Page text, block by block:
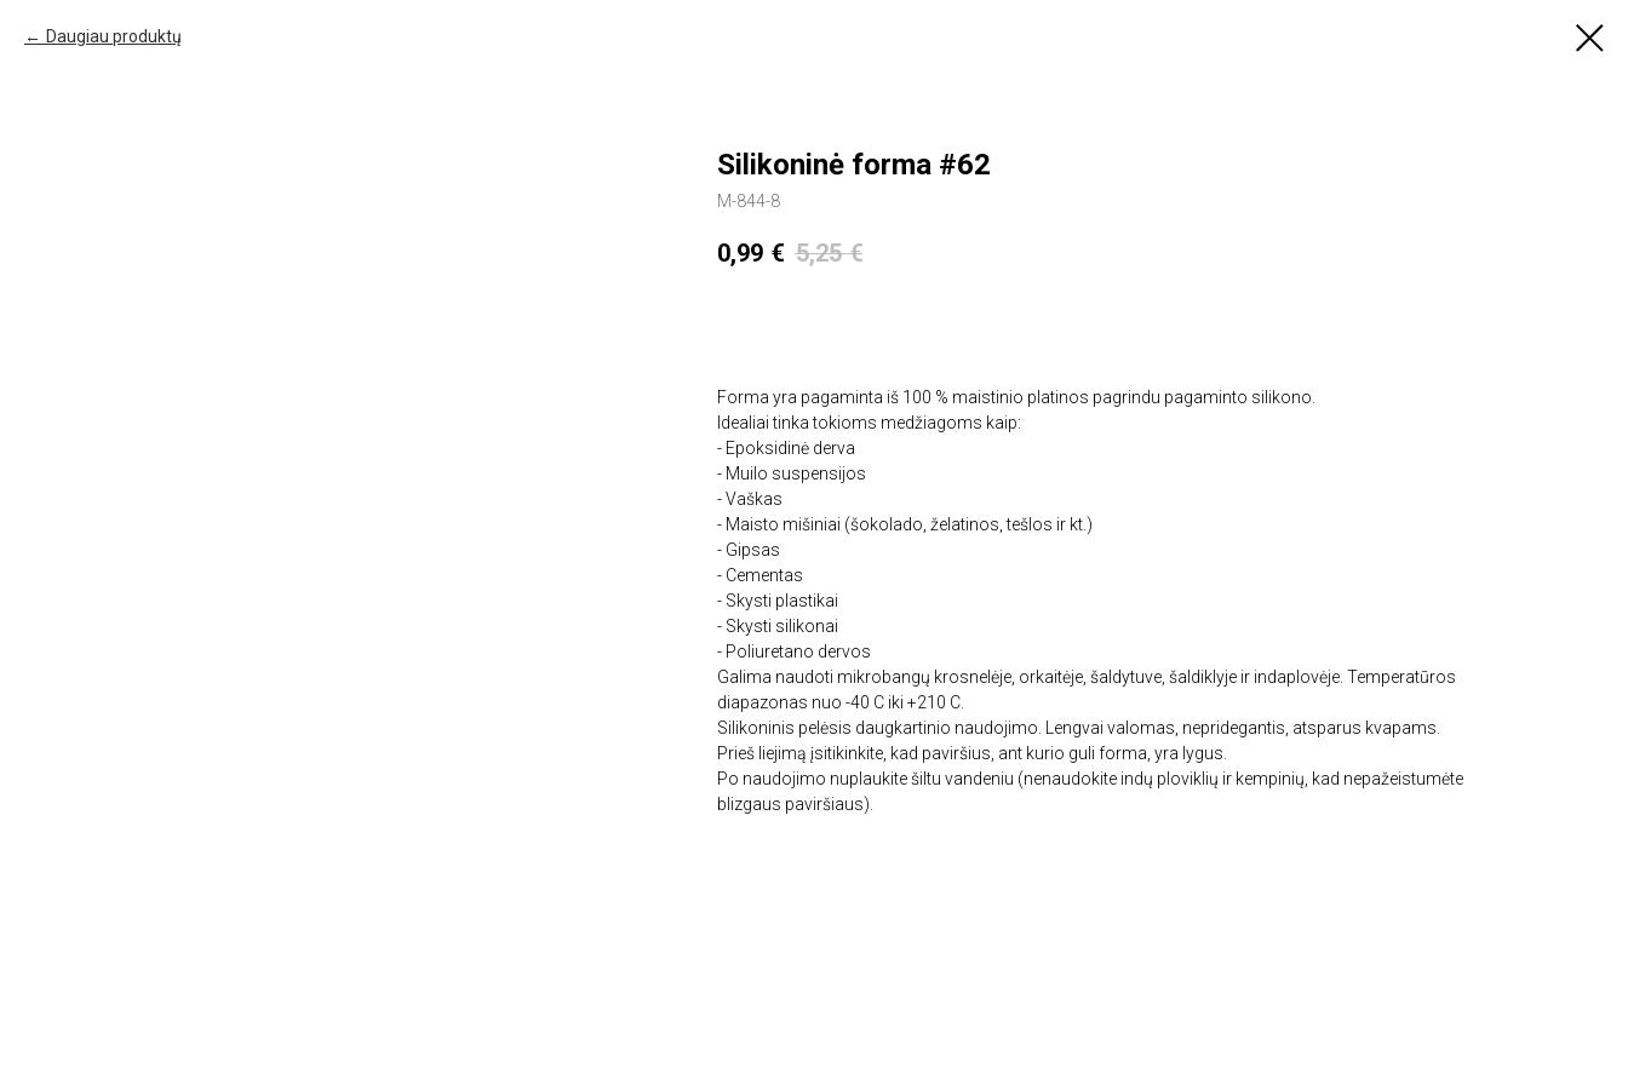
Daugiau produktų
Silikoninė forma #62
M-844-8
0,99 € 5,25 €
Forma yra pagaminta iš 100 % maistinio platinos pagrindu pagaminto silikono.
Idealiai tinka tokioms medžiagoms kaip:
- Epoksidinė derva
- Muilo suspensijos
- Vaškas
- Maisto mišiniai (šokolado, želatinos, tešlos ir kt.)
- Gipsas
- Cementas
- Skysti plastikai
- Skysti silikonai
- Poliuretano dervos
Galima naudoti mikrobangų krosnelėje, orkaitėje, šaldytuve, šaldiklyje ir indaplovėje. Temperatūros
diapazonas nuo -40 C iki +210 C.
Silikoninis pelėsis daugkartinio naudojimo. Lengvai valomas, nepridegantis, atsparus kvapams.
Prieš liejimą įsitikinkite, kad paviršius, ant kurio guli forma, yra lygus.
Po naudojimo nuplaukite šiltu vandeniu (nenaudokite indų ploviklių ir kempinių, kad nepažeistumėte
blizgaus paviršiaus).